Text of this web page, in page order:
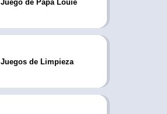
Juego de Papa Louie
Juegos de Limpieza